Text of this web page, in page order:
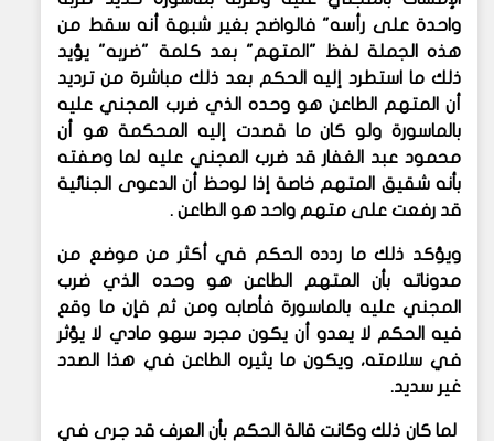
واحدة على رأسه" فالواضح بغير شبهة أنه سقط من
هذه الجملة لفظ "المتهم" بعد كلمة "ضربه" يؤيد
ذلك ما استطرد إليه الحكم بعد ذلك مباشرة من ترديد
أن المتهم الطاعن هو وحده الذي ضرب المجني عليه
بالماسورة ولو كان ما قصدت إليه المحكمة هو أن
محمود عبد الغفار قد ضرب المجني عليه لما وصفته
بأنه شقيق المتهم خاصة إذا لوحظ أن الدعوى الجنائية
قد رفعت على متهم واحد هو الطاعن .
ويؤكد ذلك ما ردده الحكم في أكثر من موضع من
مدوناته بأن المتهم الطاعن هو وحده الذي ضرب
المجني عليه بالماسورة فأصابه ومن ثم فإن ما وقع
فيه الحكم لا يعدو أن يكون مجرد سهو مادي لا يؤثر
في سلامته، ويكون ما يثيره الطاعن في هذا الصدد
غير سديد.
لما كان ذلك وكانت قالة الحكم بأن العرف قد جرى في